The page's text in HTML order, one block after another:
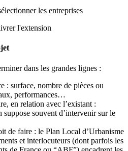
les entreprises
l'extension
dans les grandes lignes :
: surface, nombre de pièces ou
performances…
en relation avec l’existant :
suppose souvent d’intervenir sur le
de faire : le Plan Local d’Urbanisme
et interlocuteurs (dont parfois les